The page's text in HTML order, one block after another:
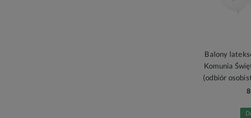
Balony
Komunia
(odbiór